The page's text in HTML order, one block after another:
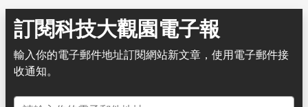
訂閱科技大觀園電子報
輸入你的電子郵件地址訂閱網站新文章，使用電子郵件接
收通知。
電子郵件地址